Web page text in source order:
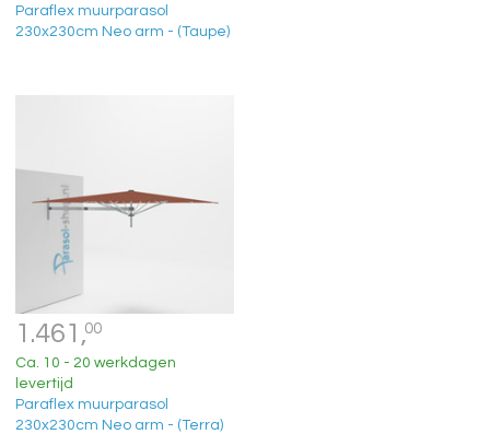
Paraflex muurparasol
230x230cm Neo arm - (Taupe)
1.461,00
Ca. 10 - 20 werkdagen
levertijd
Paraflex muurparasol
230x230cm Neo arm - (Terra)